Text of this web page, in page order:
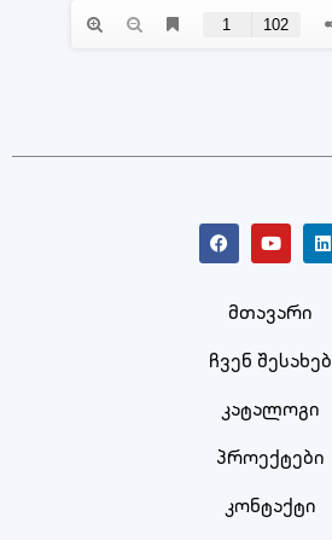
მთავარი
ჩვენ შესახებ
კატალოგი
პროექტები
კონტაქტი